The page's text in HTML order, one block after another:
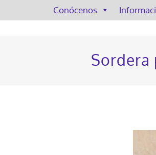
Conócenos
Sordera